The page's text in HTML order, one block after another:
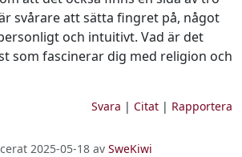
svårare att sätta fingret på, något
och intuitivt. Vad är det
som fascinerar dig med religion och
Svara | Citat| Rapportera
2025-05-18 av SweKiwi